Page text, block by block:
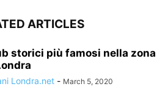
ARTICLES
storici più famosi nella zona
Londra.net - March 5, 2020